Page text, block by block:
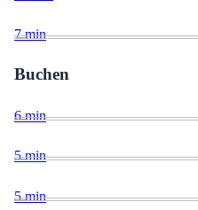
7min
Buchen
6min
5min
5min